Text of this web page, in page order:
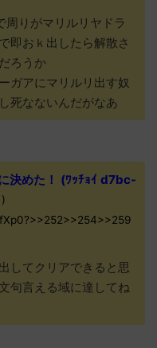
りがマリルリヤドラ
即おｋ出したら解散さ
ろうか
ガアにマリルリ出す奴
死なないんだがなあ
決めた！ (ﾜｯﾁｮｲ d7bc-
してクリアできると思
句言える域に達してね